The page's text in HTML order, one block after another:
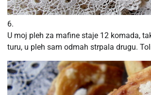
6.
U moj pleh za mafine staje 12 komada,
turu, u pleh sam odmah strpala drugu.